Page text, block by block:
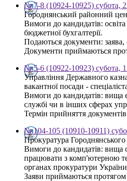
№ 7-8 (10924-10925) субота,
Городнянський районний
Вимоги до кандидатів:
бюджетної бухгалтерії.
Подаються документи: заява,
Документи приймаються
№ 5-6 (10922-10923) субота,
Управління Державного
вакантної посади -
Вимоги до кандидатів: вища
службі чи в інших сферах
Термін прийняття
№ 104-105 (10910-10911)
Прокуратура
Вимоги до кандидатів: вища
працювати з комп'ютерною
органах прокуратури
Заяви приймаються протягом